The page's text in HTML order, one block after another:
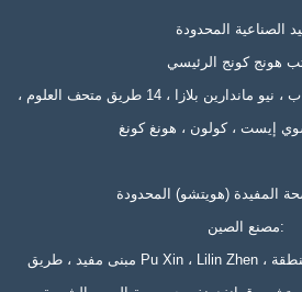
الصناعية المحدودة
غرفة 608-610 ، 6 / واو ، برج ب ، نيو ماندارين بلازا ، 14 طريق متحف العلوم ،
إيست ، كولون ، هونغ كونغ
المفيدة (هويتشو) المحدودة
مصنع الصين:
مبنى مفيد ، طريق Pu Xin ، Lilin Zhen ، منطقة Zhongkai الوطنية للتنمية